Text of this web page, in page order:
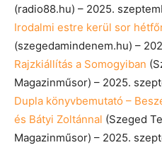
(radio88.hu) – 2025.
Irodalmi estre kerül sor
(szegedamindenem.hu) –
Rajzkiállítás a Somogyiban
Magazinműsor) – 2025.
Dupla könyvbemutató –
és Bátyi Zoltánnal (Szeged
Magazinműsor) – 2025.